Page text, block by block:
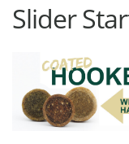
Slider